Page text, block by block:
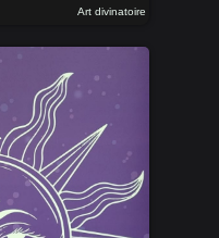
Art divinatoire